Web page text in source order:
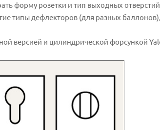
форму розетки и тип выходных
типы дефлекторов (для разных
версией и цилиндрической форсункой